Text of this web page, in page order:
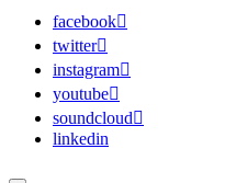
facebook
twitter
instagram
youtube
soundcloud
linkedin